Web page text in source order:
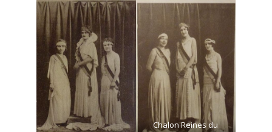
Chalon Reines du